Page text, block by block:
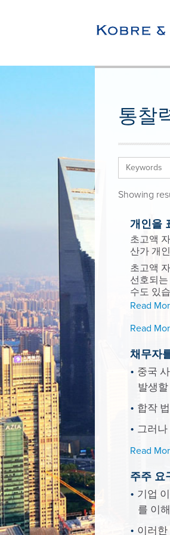
통찰
Showing
개인을
초고액
산가 개
초고액
선호되
수도 있
Read
Read
채무자
중국
발생
합작
그러
Read
주주 요
기업
를 이
이러